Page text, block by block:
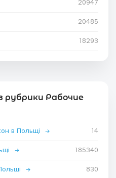
20947
20485
18293
рубрики Рабочие
в Польщі → 14
→ 185340
→ 830